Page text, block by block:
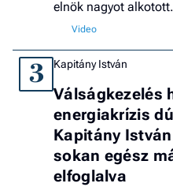
elnök nagyot alkotott.
3 Kapitány István
Válságkezelés
energiakrízis
Kapitány
sokan egész
elfoglalva